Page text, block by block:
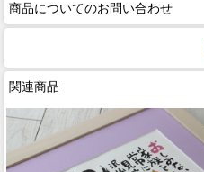
商品についてのお問い合わせ
関連商品